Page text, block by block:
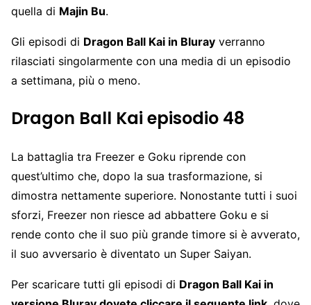
quella di Majin Bu.
Gli episodi di Dragon Ball Kai in Bluray verranno
rilasciati singolarmente con una media di un episodio
a settimana, più o meno.
Dragon Ball Kai episodio 48
La battaglia tra Freezer e Goku riprende con
quest’ultimo che, dopo la sua trasformazione, si
dimostra nettamente superiore. Nonostante tutti i suoi
sforzi, Freezer non riesce ad abbattere Goku e si
rende conto che il suo più grande timore si è avverato,
il suo avversario è diventato un Super Saiyan.
Per scaricare tutti gli episodi di Dragon Ball Kai in